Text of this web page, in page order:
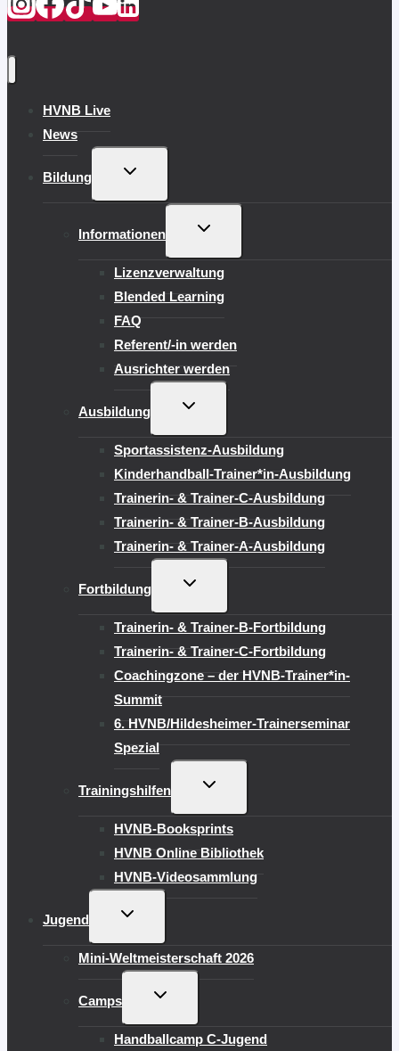
HVNB Live
News
Bildung
UNTERMENÜ
Informationen
UNTERMENÜ
Lizenzverwaltung
Blended Learning
FAQ
Referent/-in werden
Ausrichter werden
Ausbildung
UNTERMENÜ
Sportassistenz-Ausbildung
Kinderhandball-Trainer*in-Ausbildung
Trainerin- & Trainer-C-Ausbildung
Trainerin- & Trainer-B-Ausbildung
Trainerin- & Trainer-A-Ausbildung
Fortbildung
UNTERMENÜ
Trainerin- & Trainer-B-Fortbildung
Trainerin- & Trainer-C-Fortbildung
Coachingzone – der HVNB-Trainer*in-
Summit
6. HVNB/Hildesheimer-Trainerseminar
Spezial
Trainingshilfen
UNTERMENÜ
HVNB-Booksprints
HVNB Online Bibliothek
HVNB-Videosammlung
Jugend
UNTERMENÜ
Mini-Weltmeisterschaft 2026
Camps
UNTERMENÜ
Handballcamp C-Jugend